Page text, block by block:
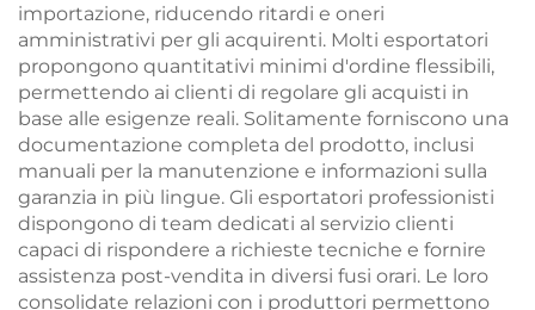
importazione, riducendo ritardi e oneri
amministrativi per gli acquirenti. Molti esportatori
propongono quantitativi minimi d'ordine flessibili,
permettendo ai clienti di regolare gli acquisti in
base alle esigenze reali. Solitamente forniscono una
documentazione completa del prodotto, inclusi
manuali per la manutenzione e informazioni sulla
garanzia in più lingue. Gli esportatori professionisti
dispongono di team dedicati al servizio clienti
capaci di rispondere a richieste tecniche e fornire
assistenza post-vendita in diversi fusi orari. Le loro
consolidate relazioni con i produttori permettono